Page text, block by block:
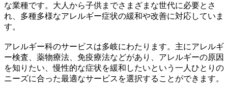
な業種です。大人から子供までさまざまな世代に必要とさ
れ、多種多様なアレルギー症状の緩和や改善に対応していま
す。
アレルギー科のサービスは多岐にわたります。主にアレルギ
ー検査、薬物療法、免疫療法などがあり、アレルギーの原因
を知りたい、慢性的な症状を緩和したいという一人ひとりの
ニーズに合った最適なサービスを選択することができます。